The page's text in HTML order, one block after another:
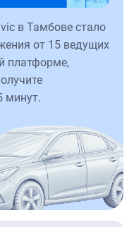
в Тамбове стало
от 15 ведущих
платформе,
минут.